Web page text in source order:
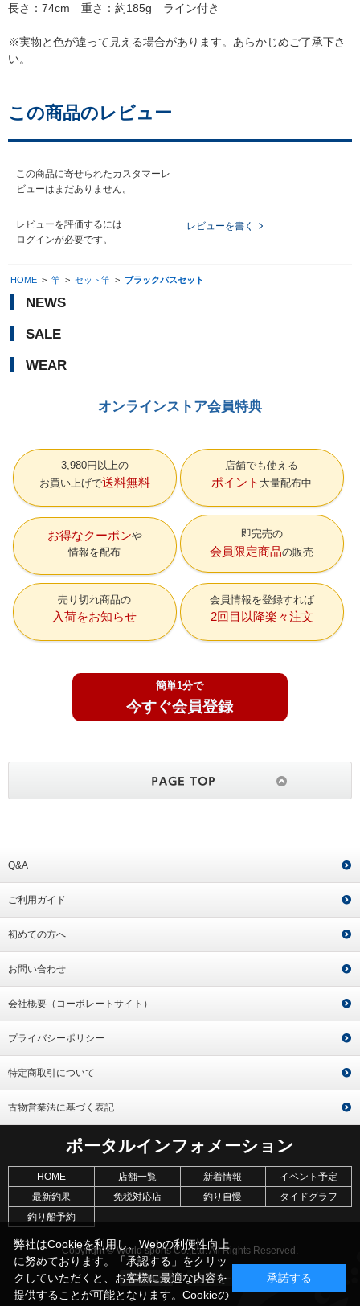
長さ：74cm 重さ：約185g ライン付き
※実物と色が違って見える場合があります。あらかじめご了承下さ
い。
この商品のレビュー
この商品に寄せられたカスタマーレ
ビューはまだありません。
レビューを評価するには
ログインが必要です。
レビューを書く
HOME > 竿 > セット竿 > ブラックバスセット
NEWS
SALE
WEAR
オンラインストア会員特典
3,980円以上の
お買い上げで送料無料
店舗でも使える
ポイント 大量配布中
お得なクーポン
情報を配布
即完売の
会員限定商品の販売
売り切れ商品の
入荷をお知らせ
会員情報を登録すれば
2回目以降楽々注文
簡単1分で
今すぐ会員登録
Q&A
ご利用ガイド
初めての方へ
お問い合わせ
会社概要（コーポレートサイト）
プライバシーポリシー
特定商取引について
古物営業法に基づく表記
ポータルインフォメーション
HOME 店舗一覧 新着情報
イベント予定
最新釣果
免税対応店 釣り自慢
タイドグラフ
釣り船予約
Copyright © World sports Co.,Ltd. All Rights Reserved.
弊社はCookieを利用し、Webの利便性向上
に努めております。「承認する」をクリッ
クしていただくと、お客様に最適な内容を
提供することが可能となります。Cookieの
承諾する